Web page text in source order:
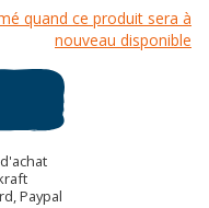
quand ce produit sera à
nouveau disponible
Paypal